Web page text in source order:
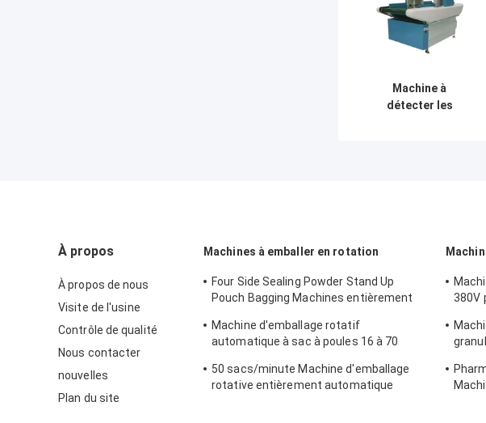
Machine à
détecter les
À propos
À propos de nous
Visite de l'usine
Contrôle de qualité
Nous contacter
nouvelles
Plan du site
Machines à emballer en rotation
Four Side Sealing Powder Stand Up
Pouch Bagging Machines entièrement
Machine d'emballage rotatif
automatique à sac à poules 16 à 70
50 sacs/minute Machine d'emballage
rotative entièrement automatique
380V